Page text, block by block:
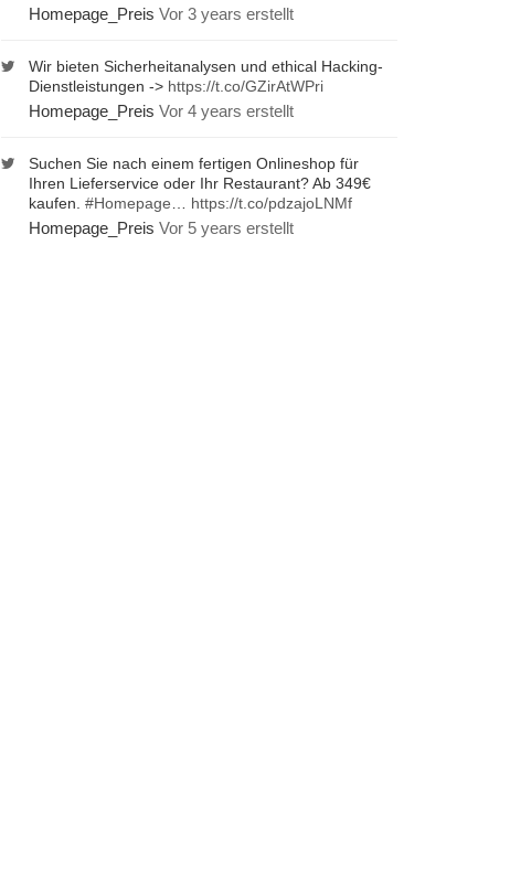
Homepage_Preis Vor 3 years erstellt
Wir bieten Sicherheitanalysen und ethical Hacking-
Dienstleistungen -> https://t.co/GZirAtWPri
Homepage_Preis Vor 4 years erstellt
Suchen Sie nach einem fertigen Onlineshop für
Ihren Lieferservice oder Ihr Restaurant? Ab 349€
kaufen. #Homepage https://t.co/pdzajoLNMf
Homepage_Preis Vor 5 years erstellt